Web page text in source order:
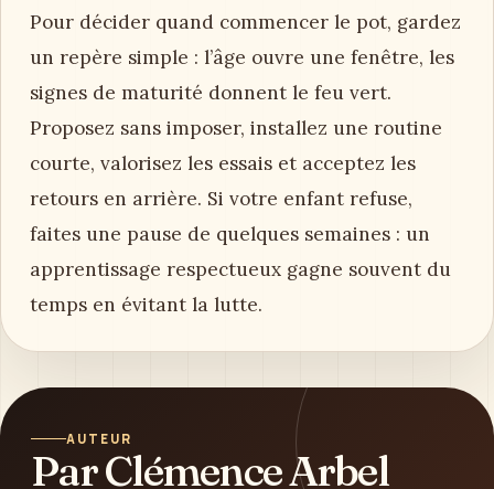
Pour décider quand commencer le pot, gardez
un repère simple : l’âge ouvre une fenêtre, les
signes de maturité donnent le feu vert.
Proposez sans imposer, installez une routine
courte, valorisez les essais et acceptez les
retours en arrière. Si votre enfant refuse,
faites une pause de quelques semaines : un
apprentissage respectueux gagne souvent du
temps en évitant la lutte.
AUTEUR
Par Clémence Arbel